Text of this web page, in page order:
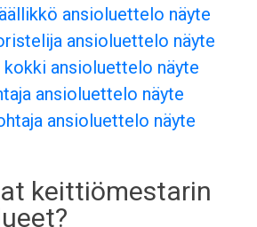
ansioluettelo näyte
ansioluettelo näyte
kokki ansioluettelo näyte
ansioluettelo näyte
ansioluettelo näyte
keittiömestarin